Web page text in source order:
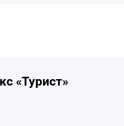
«Турист»